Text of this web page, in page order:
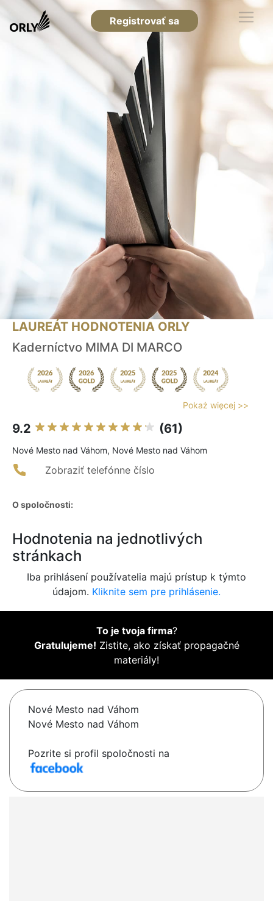
Registrovať sa
LAUREÁT HODNOTENIA ORLY
Kaderníctvo MIMA DI MARCO
Pokaż więcej >>
9.2 (61)
Nové Mesto nad Váhom, Nové Mesto nad Váhom
Zobraziť telefónne číslo
O spoločnosti:
Hodnotenia na jednotlivých
stránkach
Iba prihlásení používatelia majú prístup k týmto
údajom. Kliknite sem pre prihlásenie.
To je tvoja firma?
Gratulujeme! Zistite, ako získať propagačné
materiály!
Nové Mesto nad Váhom
Nové Mesto nad Váhom
Pozrite si profil spoločnosti na